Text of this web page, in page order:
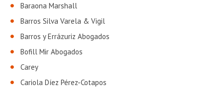
Baraona Marshall
Barros Silva Varela & Vigil
Barros y Errázuriz Abogados
Bofill Mir Abogados
Carey
Cariola Díez Pérez-Cotapos